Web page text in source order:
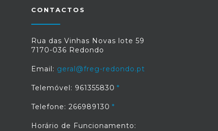
CONTACTOS
Rua das Vinhas Novas lote 59
7170-036 Redondo
Email: geral@freg-redondo.pt
Telemóvel: 961355830
Telefone: 266989130
Horário de Funcionamento: